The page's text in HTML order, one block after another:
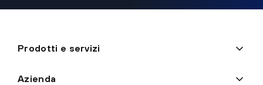
Prodotti e servizi
Azienda